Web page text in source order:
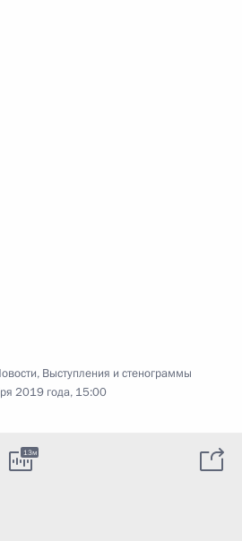
, Выступления и стенограммы
2019 года, 15:00
13м